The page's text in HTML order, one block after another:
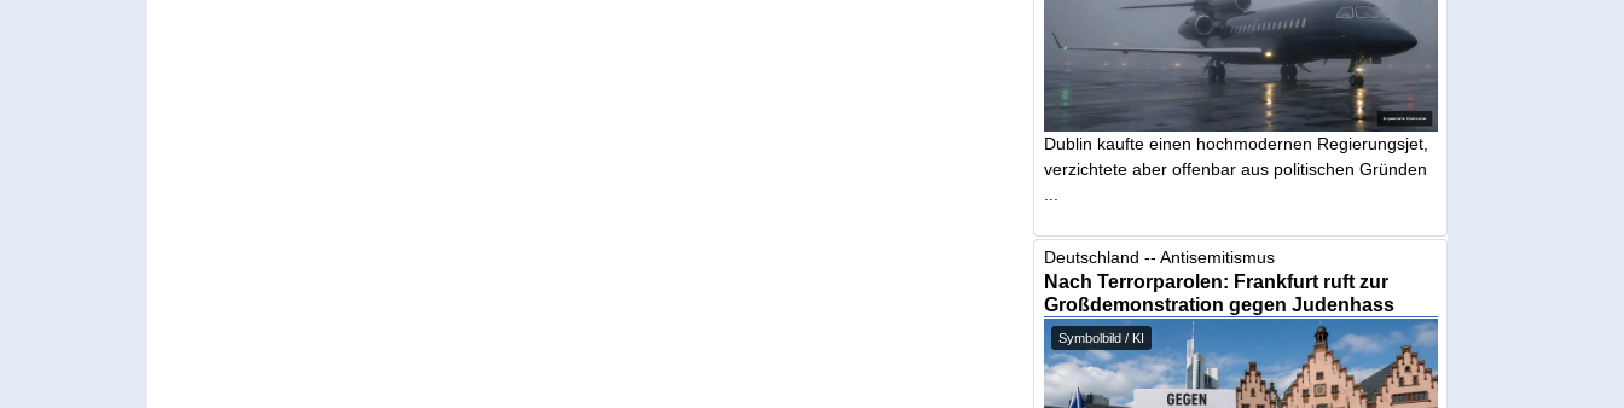
Dublin kaufte einen hochmodernen Regierungsjet,
verzichtete aber offenbar aus politischen Gründen
Deutschland -- Antisemitismus
Nach Terrorparolen: Frankfurt ruft zur
Großdemonstration gegen Judenhass
Symbolbild / KI